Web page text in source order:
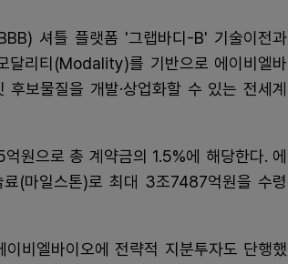
셔틀 플랫폼 '그랩바디-B' 기술이전과
달리티(Modality)를 기반으로 에이비엘바
보물질을 개발·상업화할 수 있는 전세계
원으로 총 계약금의 1.5%에 해당한다. 에
료(마일스톤)로 최대 3조7487억원을 수령
비엘바이오에 전략적 지분투자도 단행했